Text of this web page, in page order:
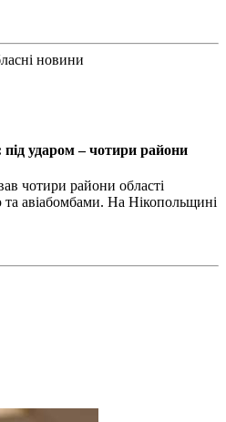
новини
ударом – чотири райони
чотири райони області
та авіабомбами. На Нікопольщині